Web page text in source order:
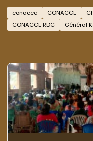
conacce CONACCE
CONACCE RDC
Général